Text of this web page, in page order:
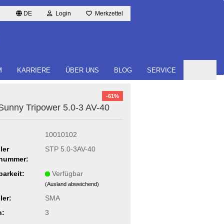
DE Login Merkzettel
KARRIERE ÜBER UNS BLOG SERVICE
-61%
Tri­power 5.0-3 AV-40
10010102
STP 5.0-3AV-40
Verfügbar
(Ausland abweichend)
SMA
3